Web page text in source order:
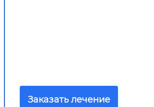
Заказать лечение